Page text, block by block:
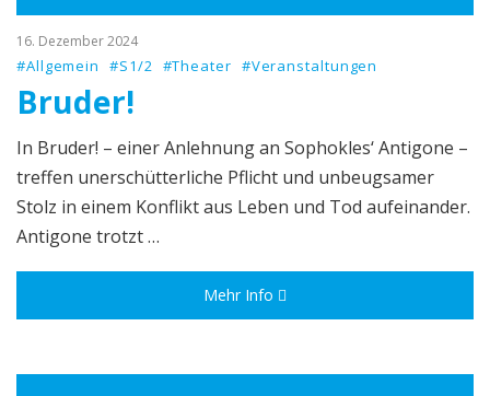
16. Dezember 2024
#Allgemein #S1/2 #Theater #Veranstaltungen
Bruder!
In Bruder! – einer Anlehnung an Sophokles‘ Antigone –
treffen unerschütterliche Pflicht und unbeugsamer
Stolz in einem Konflikt aus Leben und Tod aufeinander.
Antigone trotzt …
Mehr Info